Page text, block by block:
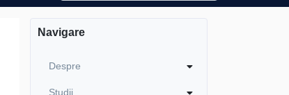
Navigare
Despre
Studii